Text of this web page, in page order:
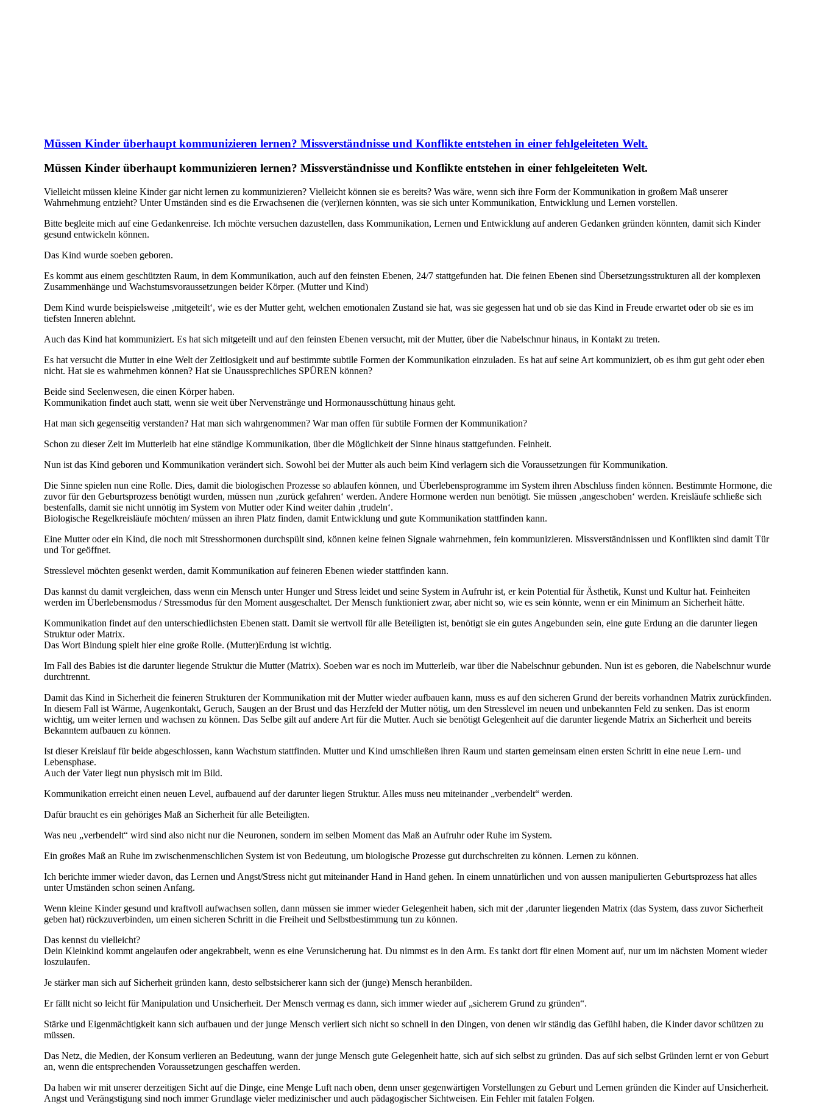
Müssen Kinder überhaupt kommunizieren lernen? Missverständnisse und Konflikte entstehen in einer fehlgeleiteten Welt.
Müssen Kinder überhaupt kommunizieren lernen? Missverständnisse und Konflikte entstehen in einer fehlgeleiteten Welt.
Vielleicht müssen kleine Kinder gar nicht lernen zu kommunizieren? Vielleicht können sie es bereits? Was wäre, wenn sich ihre Form der Kommunikation in großem Maß unserer
Wahrnehmung entzieht? Unter Umständen sind es die Erwachsenen die (ver)lernen könnten, was sie sich unter Kommunikation, Entwicklung und Lernen vorstellen.
Bitte begleite mich auf eine Gedankenreise. Ich möchte versuchen dazustellen, dass Kommunikation, Lernen und Entwicklung auf anderen Gedanken gründen könnten, damit sich Kinder
gesund entwickeln können.
Das Kind wurde soeben geboren.
Es kommt aus einem geschützten Raum, in dem Kommunikation, auch auf den feinsten Ebenen, 24/7 stattgefunden hat. Die feinen Ebenen sind Übersetzungsstrukturen all der komplexen
Zusammenhänge und Wachstumsvoraussetzungen beider Körper. (Mutter und Kind)
Dem Kind wurde beispielsweise ‚mitgeteilt‘, wie es der Mutter geht, welchen emotionalen Zustand sie hat, was sie gegessen hat und ob sie das Kind in Freude erwartet oder ob sie es im
tiefsten Inneren ablehnt.
Auch das Kind hat kommuniziert. Es hat sich mitgeteilt und auf den feinsten Ebenen versucht, mit der Mutter, über die Nabelschnur hinaus, in Kontakt zu treten.
Es hat versucht die Mutter in eine Welt der Zeitlosigkeit und auf bestimmte subtile Formen der Kommunikation einzuladen. Es hat auf seine Art kommuniziert, ob es ihm gut geht oder eben
nicht. Hat sie es wahrnehmen können? Hat sie Unaussprechliches SPÜREN können?
Beide sind Seelenwesen, die einen Körper haben.
Kommunikation findet auch statt, wenn sie weit über Nervenstränge und Hormonausschüttung hinaus geht.
Hat man sich gegenseitig verstanden? Hat man sich wahrgenommen? War man offen für subtile Formen der Kommunikation?
Schon zu dieser Zeit im Mutterleib hat eine ständige Kommunikation, über die Möglichkeit der Sinne hinaus stattgefunden. Feinheit.
Nun ist das Kind geboren und Kommunikation verändert sich. Sowohl bei der Mutter als auch beim Kind verlagern sich die Voraussetzungen für Kommunikation.
Die Sinne spielen nun eine Rolle. Dies, damit die biologischen Prozesse so ablaufen können, und Überlebensprogramme im System ihren Abschluss finden können. Bestimmte Hormone, die
zuvor für den Geburtsprozess benötigt wurden, müssen nun ‚zurück gefahren‘ werden. Andere Hormone werden nun benötigt. Sie müssen ‚angeschoben‘ werden. Kreisläufe schließe sich
bestenfalls, damit sie nicht unnötig im System von Mutter oder Kind weiter dahin ‚trudeln‘.
Biologische Regelkreisläufe möchten/ müssen an ihren Platz finden, damit Entwicklung und gute Kommunikation stattfinden kann.
Eine Mutter oder ein Kind, die noch mit Stresshormonen durchspült sind, können keine feinen Signale wahrnehmen, fein kommunizieren. Missverständnissen und Konflikten sind damit Tür
und Tor geöffnet.
Stresslevel möchten gesenkt werden, damit Kommunikation auf feineren Ebenen wieder stattfinden kann.
Das kannst du damit vergleichen, dass wenn ein Mensch unter Hunger und Stress leidet und seine System in Aufruhr ist, er kein Potential für Ästhetik, Kunst und Kultur hat. Feinheiten
werden im Überlebensmodus / Stressmodus für den Moment ausgeschaltet. Der Mensch funktioniert zwar, aber nicht so, wie es sein könnte, wenn er ein Minimum an Sicherheit hätte.
Kommunikation findet auf den unterschiedlichsten Ebenen statt. Damit sie wertvoll für alle Beteiligten ist, benötigt sie ein gutes Angebunden sein, eine gute Erdung an die darunter liegen
Struktur oder Matrix.
Das Wort Bindung spielt hier eine große Rolle. (Mutter)Erdung ist wichtig.
Im Fall des Babies ist die darunter liegende Struktur die Mutter (Matrix). Soeben war es noch im Mutterleib, war über die Nabelschnur gebunden. Nun ist es geboren, die Nabelschnur wurde
durchtrennt.
Damit das Kind in Sicherheit die feineren Strukturen der Kommunikation mit der Mutter wieder aufbauen kann, muss es auf den sicheren Grund der bereits vorhandnen Matrix zurückfinden.
In diesem Fall ist Wärme, Augenkontakt, Geruch, Saugen an der Brust und das Herzfeld der Mutter nötig, um den Stresslevel im neuen und unbekannten Feld zu senken. Das ist enorm
wichtig, um weiter lernen und wachsen zu können. Das Selbe gilt auf andere Art für die Mutter. Auch sie benötigt Gelegenheit auf die darunter liegende Matrix an Sicherheit und bereits
Bekanntem aufbauen zu können.
Ist dieser Kreislauf für beide abgeschlossen, kann Wachstum stattfinden. Mutter und Kind umschließen ihren Raum und starten gemeinsam einen ersten Schritt in eine neue Lern- und
Lebensphase.
Auch der Vater liegt nun physisch mit im Bild.
Kommunikation erreicht einen neuen Level, aufbauend auf der darunter liegen Struktur. Alles muss neu miteinander „verbendelt“ werden.
Dafür braucht es ein gehöriges Maß an Sicherheit für alle Beteiligten.
Was neu „verbendelt“ wird sind also nicht nur die Neuronen, sondern im selben Moment das Maß an Aufruhr oder Ruhe im System.
Ein großes Maß an Ruhe im zwischenmenschlichen System ist von Bedeutung, um biologische Prozesse gut durchschreiten zu können. Lernen zu können.
Ich berichte immer wieder davon, das Lernen und Angst/Stress nicht gut miteinander Hand in Hand gehen. In einem unnatürlichen und von aussen manipulierten Geburtsprozess hat alles
unter Umständen schon seinen Anfang.
Wenn kleine Kinder gesund und kraftvoll aufwachsen sollen, dann müssen sie immer wieder Gelegenheit haben, sich mit der ‚darunter liegenden Matrix (das System, dass zuvor Sicherheit
geben hat) rückzuverbinden, um einen sicheren Schritt in die Freiheit und Selbstbestimmung tun zu können.
Das kennst du vielleicht?
Dein Kleinkind kommt angelaufen oder angekrabbelt, wenn es eine Verunsicherung hat. Du nimmst es in den Arm. Es tankt dort für einen Moment auf, nur um im nächsten Moment wieder
loszulaufen.
Je stärker man sich auf Sicherheit gründen kann, desto selbstsicherer kann sich der (junge) Mensch heranbilden.
Er fällt nicht so leicht für Manipulation und Unsicherheit. Der Mensch vermag es dann, sich immer wieder auf „sicherem Grund zu gründen“.
Stärke und Eigenmächtigkeit kann sich aufbauen und der junge Mensch verliert sich nicht so schnell in den Dingen, von denen wir ständig das Gefühl haben, die Kinder davor schützen zu
müssen.
Das Netz, die Medien, der Konsum verlieren an Bedeutung, wann der junge Mensch gute Gelegenheit hatte, sich auf sich selbst zu gründen. Das auf sich selbst Gründen lernt er von Geburt
an, wenn die entsprechenden Voraussetzungen geschaffen werden.
Da haben wir mit unserer derzeitigen Sicht auf die Dinge, eine Menge Luft nach oben, denn unser gegenwärtigen Vorstellungen zu Geburt und Lernen gründen die Kinder auf Unsicherheit.
Angst und Verängstigung sind noch immer Grundlage vieler medizinischer und auch pädagogischer Sichtweisen. Ein Fehler mit fatalen Folgen.